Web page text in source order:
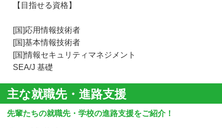
【目指せる資格】
[国]応用情報技術者
[国]基本情報技術者
[国]情報セキュリティマネジメント
SEA/J 基礎
主な就職先・進路支援
先輩たちの就職先・学校の進路支援をご紹介！